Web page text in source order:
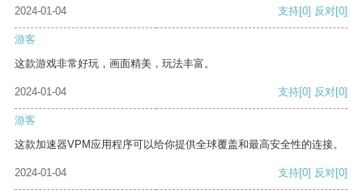
2024-01-04
支持[0] 反对[0]
游客
这款游戏非常好玩，画面精美，玩法丰富。
2024-01-04 支持[0] 反对[0]
游客
这款加速器VPM应用程序可以给你提供全球覆盖和最高安全性的连接。
2024-01-04 支持[0] 反对[0]